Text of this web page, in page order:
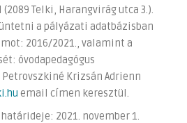
Telki, Harangvirág utca 3.).
a pályázati adatbázisban
2016/2021., valamint a
óvodapedagógus
Krizsán Adrienn
email címen keresztül.
2021. november 1.